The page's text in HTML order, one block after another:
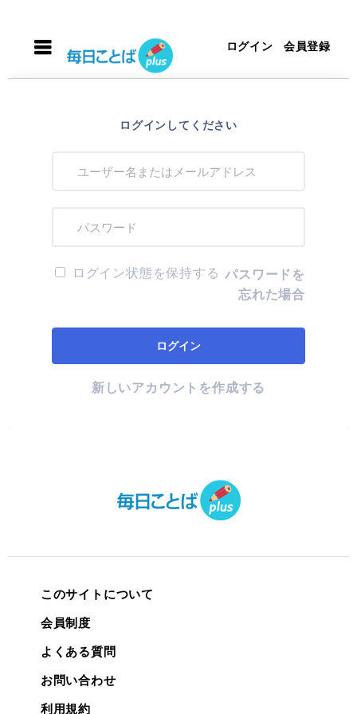
ログイン 会員登録
ログインしてください
ログイン状態を保持する パスワードを
忘れた場合
新しいアカウントを作成する
このサイトについて
会員制度
よくある質問
お問い合わせ
利用規約